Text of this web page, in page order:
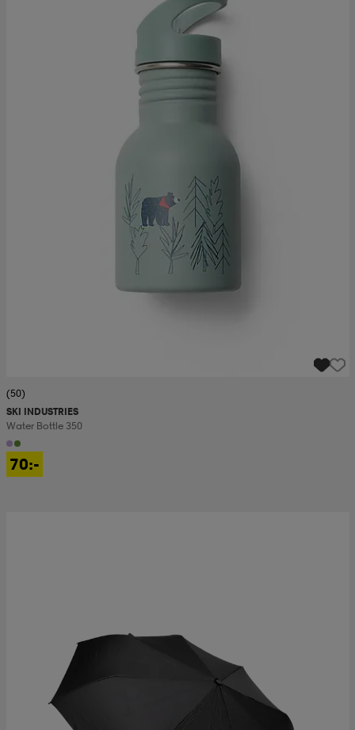
(50)
SKI INDUSTRIES
Water Bottle 350
70:-